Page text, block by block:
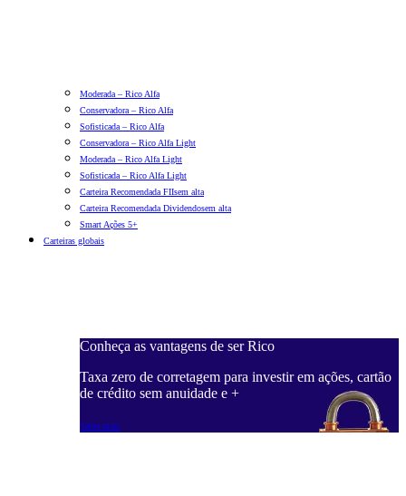
Moderada – Rico Alfa
Conservadora – Rico Alfa
Sofisticada – Rico Alfa
Conservadora – Rico Alfa Light
Moderada – Rico Alfa Light
Sofisticada – Rico Alfa Light
Carteira Recomendada FIIsem alta
Carteira Recomendada Dividendosem alta
Smart Ações 5+
Carteiras globais
Conheça as vantagens de ser Rico
Taxa zero de corretagem para investir em ações, cartão
de crédito sem anuidade e +
Saiba mais